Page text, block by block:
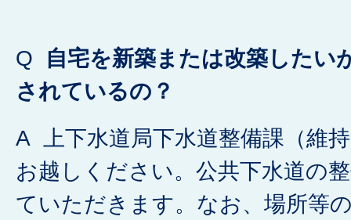
Q 自宅を新築または改築したい
されているの？
A 上下水道局下水道整備課（維
お越しください。公共下水道の
ていただきます。なお、場所等